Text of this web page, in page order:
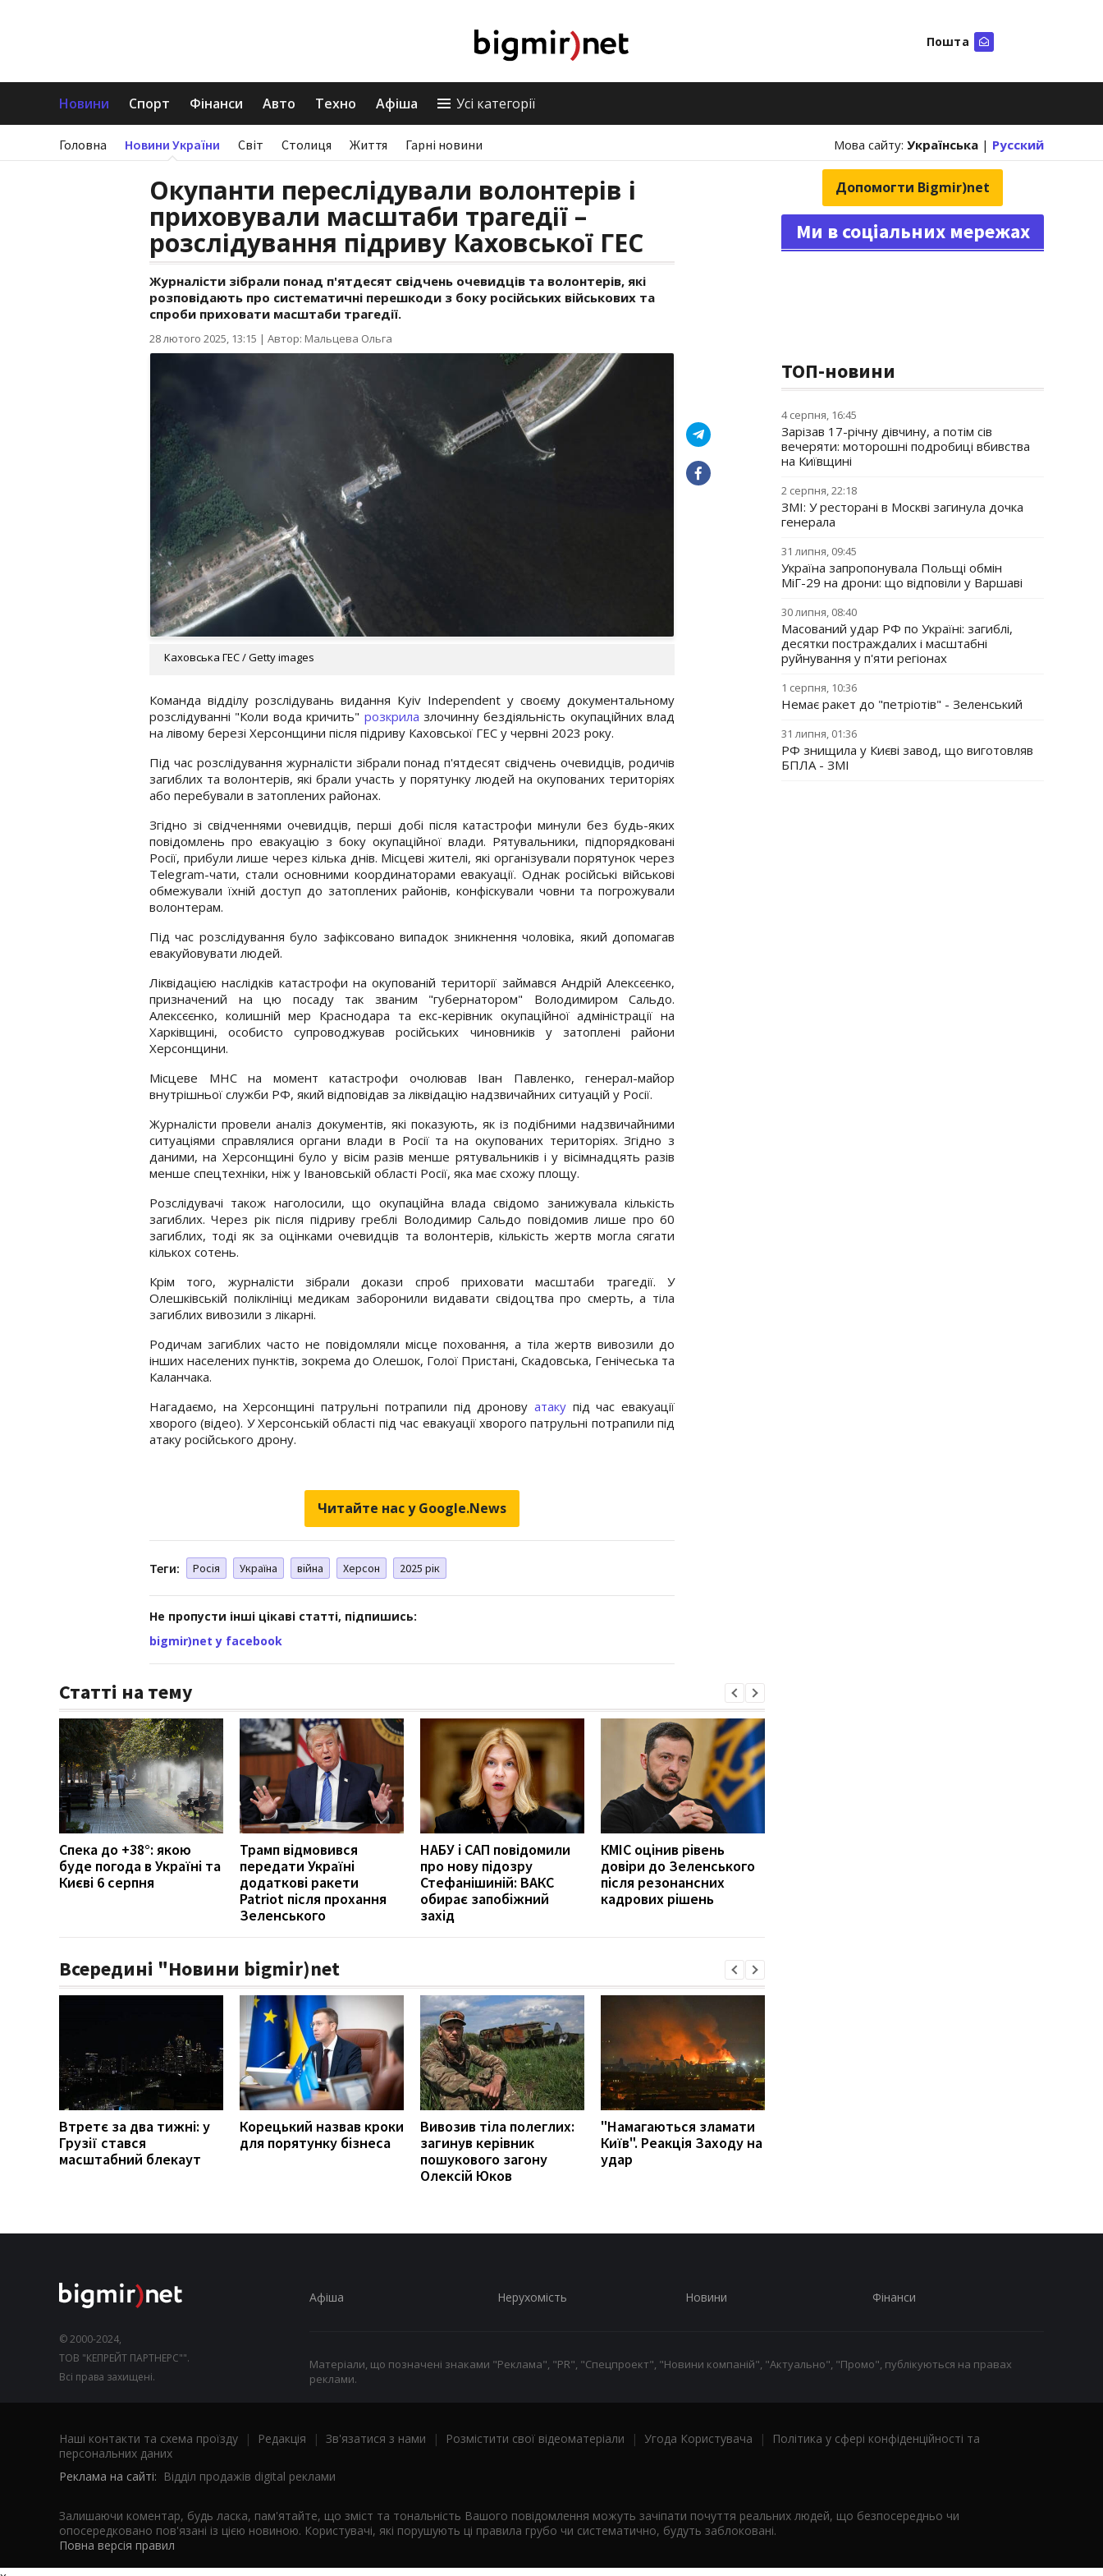
Пошта
Новини Спорт Фінанси Авто Техно Афіша Усі категорії
Головна Новини України Світ Столиця Життя Гарні новини Мова сайту: Українська | Русский
Окупанти переслідували волонтерів і
приховували масштаби трагедії –
розслідування підриву Каховської ГЕС
Журналісти зібрали понад п'ятдесят свідчень очевидців та волонтерів, які
розповідають про систематичні перешкоди з боку російських військових та
спроби приховати масштаби трагедії.
28 лютого 2025, 13:15 | Автор: Мальцева Ольга
Каховська ГЕС / Getty images
Команда відділу розслідувань видання Kyiv Independent у своєму документальному
розслідуванні "Коли вода кричить" розкрила злочинну бездіяльність окупаційних влад
на лівому березі Херсонщини після підриву Каховської ГЕС у червні 2023 року.
Під час розслідування журналісти зібрали понад п'ятдесят свідчень очевидців, родичів
загиблих та волонтерів, які брали участь у порятунку людей на окупованих територіях
або перебували в затоплених районах.
Згідно зі свідченнями очевидців, перші добі після катастрофи минули без будь-яких
повідомлень про евакуацію з боку окупаційної влади. Рятувальники, підпорядковані
Росії, прибули лише через кілька днів. Місцеві жителі, які організували порятунок через
Telegram-чати, стали основними координаторами евакуації. Однак російські військові
обмежували їхній доступ до затоплених районів, конфіскували човни та погрожували
волонтерам.
Під час розслідування було зафіксовано випадок зникнення чоловіка, який допомагав
евакуйовувати людей.
Ліквідацією наслідків катастрофи на окупованій території займався Андрій Алексєєнко,
призначений на цю посаду так званим "губернатором" Володимиром Сальдо.
Алексєєнко, колишній мер Краснодара та екс-керівник окупаційної адміністрації на
Харківщині, особисто супроводжував російських чиновників у затоплені райони
Херсонщини.
Місцеве МНС на момент катастрофи очолював Іван Павленко, генерал-майор
внутрішньої служби РФ, який відповідав за ліквідацію надзвичайних ситуацій у Росії.
Журналісти провели аналіз документів, які показують, як із подібними надзвичайними
ситуаціями справлялися органи влади в Росії та на окупованих територіях. Згідно з
даними, на Херсонщині було у вісім разів менше рятувальників і у вісімнадцять разів
менше спецтехніки, ніж у Івановській області Росії, яка має схожу площу.
Розслідувачі також наголосили, що окупаційна влада свідомо занижувала кількість
загиблих. Через рік після підриву греблі Володимир Сальдо повідомив лише про 60
загиблих, тоді як за оцінками очевидців та волонтерів, кількість жертв могла сягати
кількох сотень.
Крім того, журналісти зібрали докази спроб приховати масштаби трагедії. У
Олешківській поліклініці медикам заборонили видавати свідоцтва про смерть, а тіла
загиблих вивозили з лікарні.
Родичам загиблих часто не повідомляли місце поховання, а тіла жертв вивозили до
інших населених пунктів, зокрема до Олешок, Голої Пристані, Скадовська, Генічеська та
Каланчака.
Нагадаємо, на Херсонщині патрульні потрапили під дронову атакупід час евакуації
хворого (відео). У Херсонській області під час евакуації хворого патрульні потрапили під
атаку російського дрону.
Читайте нас у Google.News
Теги: Росія Україна війна Херсон 2025 рік
Не пропусти інші цікаві статті, підпишись:
bigmir)net у facebook
Статті на тему
Спека до +38°: якою
буде погода в Україні та
Києві 6 серпня
Трамп відмовився
передати Україні
додаткові ракети
Patriot після прохання
Зеленського
НАБУ і САП повідомили
про нову підозру
Стефанішиній: ВАКС
обирає запобіжний
захід
КМІС оцінив рівень
довіри до Зеленського
після резонансних
кадрових рішень
Всередині "Новини bigmir)net
Втретє за два тижні: у
Грузії стався
масштабний блекаут
Корецький назвав кроки
для порятунку бізнеса
Вивозив тіла полеглих:
загинув керівник
пошукового загону
Олексій Юков
"Намагаються зламати
Київ". Реакція Заходу на
удар
Допомогти Bigmir)net
Ми в соціальних мережах
ТОП-новини
4 серпня, 16:45
Зарізав 17-річну дівчину, а потім сів
вечеряти: моторошні подробиці вбивства
на Київщині
2 серпня, 22:18
ЗМІ: У ресторані в Москві загинула дочка
генерала
31 липня, 09:45
Україна запропонувала Польщі обмін
МіГ-29 на дрони: що відповіли у Варшаві
30 липня, 08:40
Масований удар РФ по Україні: загиблі,
десятки постраждалих і масштабні
руйнування у п'яти регіонах
1 серпня, 10:36
Немає ракет до "петріотів" - Зеленський
31 липня, 01:36
РФ знищила у Києві завод, що виготовляв
БПЛА - ЗМІ
© 2000-2024,
ТОВ "КЕПРЕЙТ ПАРТНЕРС"".
Всі права захищені.
Афіша Нерухомість Новини Фінанси
Матеріали, що позначені знаками "Реклама", "PR", "Спецпроект", "Новини компаній", "Актуально", "Промо", публікуються на правах
реклами.
Наші контакти та схема проїзду | Редакція | Зв'язатися з нами | Розмістити свої відеоматеріали | Угода Користувача |
Політика у сфері конфіденційності та
персональних даних
Реклама на сайті: Відділ продажів digital реклами
Залишаючи коментар, будь ласка, пам'ятайте, що зміст та тональність Вашого повідомлення можуть зачіпати почуття реальних людей, що безпосередньо чи
опосередковано пов'язані із цією новиною. Користувачі, які порушують ці правила грубо чи систематично, будуть заблоковані.
Повна версія правил